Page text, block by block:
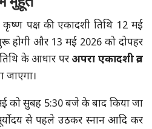
पक्ष की एकादशी तिथि 12 मई
होगी और 13 मई 2026 को दोपहर
तिथि के आधार परअपरा एकादशी व्रत
जाएगा।
को सुबह 5:30 बजे के बाद किया जा
से पहले उठकर स्नान आदि कर